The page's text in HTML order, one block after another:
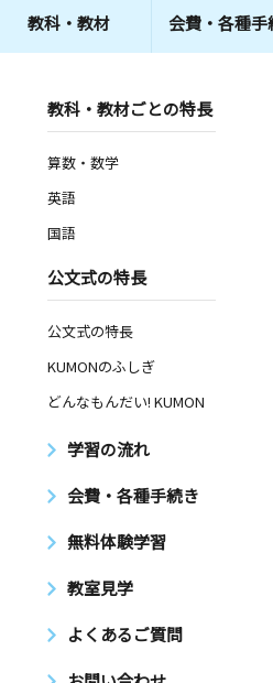
教科・教材 会費・ 各種手
教科・教材ごとの特長
算数・数学
英語
国語
公文式の特長
公文式の特長
KUMONのふしぎ
どんなもんだい! KUMON
学習の流れ
会費・各種手続き
無料体験学習
教室見学
よくあるご質問